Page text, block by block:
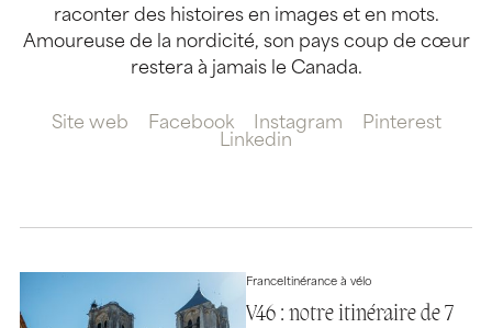
raconter des histoires en images et en mots.
Amoureuse de la nordicité, son pays coup de cœur
restera à jamais le Canada.
Site web Facebook Instagram
Pinterest
Linkedin
FranceItinérance à vélo
V46 : notre itinéraire de 7